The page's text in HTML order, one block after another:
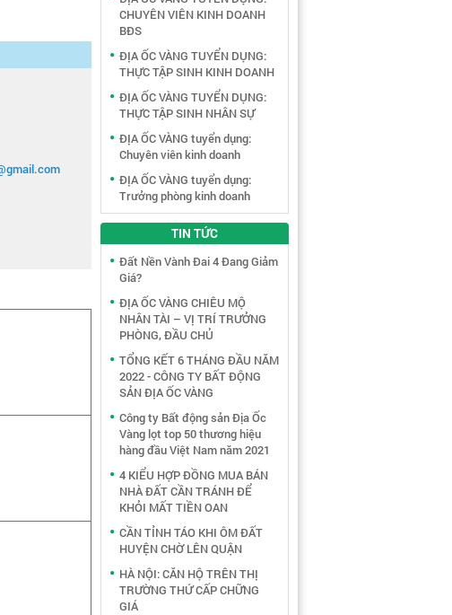
CHUYÊN VIÊN KINH DOANH
BĐS
ĐỊA ỐC VÀNG TUYỂN DỤNG:
THỰC TẬP SINH KINH DOANH
ĐỊA ỐC VÀNG TUYỂN DỤNG:
THỰC TẬP SINH NHÂN SỰ
ĐỊA ỐC VÀNG tuyển dụng:
Chuyên viên kinh doanh
ĐỊA ỐC VÀNG tuyển dụng:
Trưởng phòng kinh doanh
TIN TỨC
Đất Nền Vành Đai 4 Đang Giảm
Giá?
ĐỊA ỐC VÀNG CHIÊU MỘ
NHÂN TÀI – VỊ TRÍ TRƯỞNG
PHÒNG, ĐẦU CHỦ
TỔNG KẾT 6 THÁNG ĐẦU NĂM
2022 - CÔNG TY BẤT ĐỘNG
SẢN ĐỊA ỐC VÀNG
Công ty Bất động sản Địa Ốc
Vàng lọt top 50 thương hiệu
hàng đầu Việt Nam năm 2021
4 KIỂU HỢP ĐỒNG MUA BÁN
NHÀ ĐẤT CẦN TRÁNH ĐỂ
KHỎI MẤT TIỀN OAN
CẦN TỈNH TÁO KHI ÔM ĐẤT
HUYỆN CHỜ LÊN QUẬN
HÀ NỘI: CĂN HỘ TRÊN THỊ
TRƯỜNG THỨ CẤP CHỮNG
GIÁ